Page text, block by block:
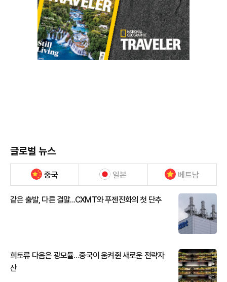
글로벌 뉴스
중국 일본 베트남
같은 출발, 다른 결말...CXMT와 푸젠진화의 첫 단추
희토류 다음은 광모듈…중국이 움켜쥔 새로운 전략자
산